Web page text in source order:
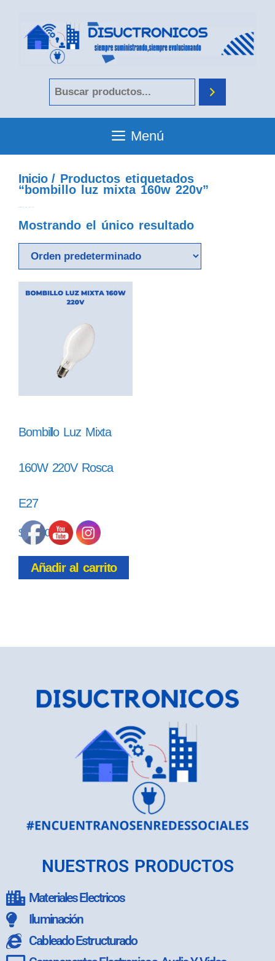
Menú
Inicio/ Productos etiquetados
“bombillo luz mixta 160w 220v”
Mostrando el único resultado
Bombillo Luz Mixta
160W 220V Rosca
E27
$ 73.000
Añadir al carrito
NUESTROS PRODUCTOS
Materiales Electricos
Iluminación
Cableado Estructurado